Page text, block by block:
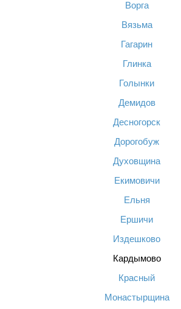
Ворга
Вязьма
Гагарин
Глинка
Голынки
Демидов
Десногорск
Дорогобуж
Духовщина
Екимовичи
Ельня
Ершичи
Издешково
Кардымово
Красный
Монастырщина